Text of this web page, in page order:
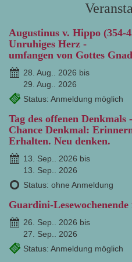
Augustinus v. Hippo (354-
Unruhiges Herz -
umfangen von Gottes
28. Aug.. 2026 bis
29. Aug.. 2026
Status: Anmeldung möglich
Tag des offenen Denkmals -
Chance Denkmal:
Erhalten. Neu denken.
13. Sep.. 2026 bis
13. Sep.. 2026
Status: ohne Anmeldung
Guardini-
26. Sep.. 2026 bis
27. Sep.. 2026
Status: Anmeldung möglich